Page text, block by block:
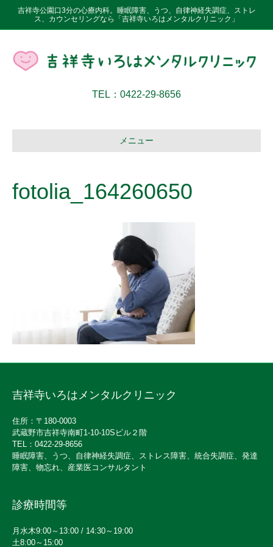
吉祥寺公園口3分の心療内科。睡眠障害、うつ、自律神経失調症、ストレ
ス、カウンセリングなら「吉祥寺いろはメンタルクリニック」
TEL：0422-29-8656
メニュー
fotolia_164260650
吉祥寺いろはメンタルクリニック
住所：〒180-0003
武蔵野市吉祥寺南町1-10-10Sビル２階
TEL：0422-29-8656
睡眠障害、うつ、自律神経失調症、ストレス障害、統合失調症、発達
障害、物忘れ、産業医コンサルタント
診療時間等
月水木9:00～13:00 / 14:30～19:00
土8:00～15:00